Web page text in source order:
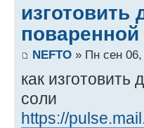
поваренной
NEFTO » Пн сен
как
соли
https://